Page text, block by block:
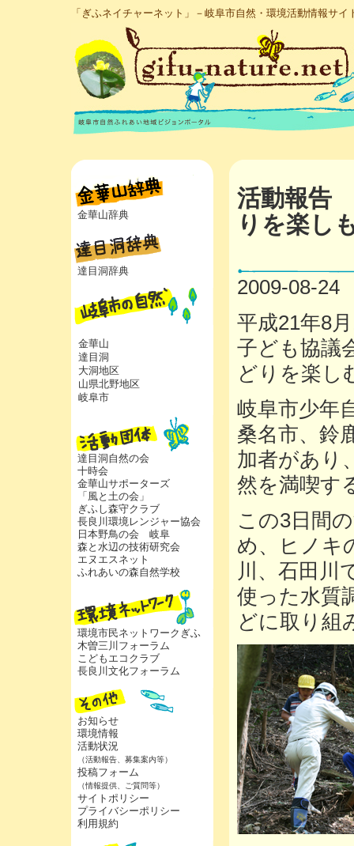
「ぎふネイチャーネット」－岐阜市自然・環境活動情報サイ
金華山辞典
達目洞辞典
金華山
達目洞
大洞地区
山県北野地区
岐阜市
達目洞自然の会
十時会
金華山サポーターズ
「風と土の会」
ぎふし森守クラブ
長良川環境レンジャー協会
日本野鳥の会 岐阜
森と水辺の技術研究会
エヌエスネット
ふれあいの森自然学校
環境市民ネットワークぎふ
木曽三川フォーラム
こどもエコクラブ
長良川文化フォーラム
お知らせ
環境情報
活動状況
（活動報告、募集案内等）
投稿フォーム
（情報提供、ご質問等）
サイトポリシー
プライバシーポリシー
利用規約
活動報告
りを楽し
2009-08-24
平成21年8
子ども協議
どりを楽し
岐阜市少年
桑名市、鈴
加者があり
然を満喫す
この3日間
め、ヒノキ
川、石田川
使った水質
どに取り組